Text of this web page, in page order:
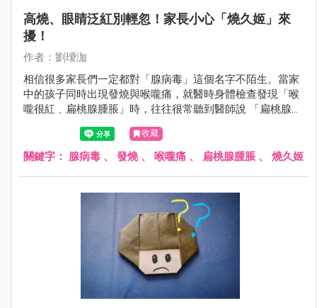
高燒、眼睛泛紅別輕忽！家長小心「燒久姬」來
擾！
作者：劉璦泇
相信很多家長們一定都對「腺病毒」這個名字不陌生。當家
中的孩子同時出現發燒與喉嚨痛，就醫時身體檢查發現「喉
嚨很紅﹑扁桃腺腫脹」時，往往很常聽到醫師說 「扁桃腺發
炎，可能是腺病毒感染或是細菌感染」。
收藏
關鍵字： 腺病毒 、 發燒、 喉嚨痛 、 扁桃腺腫脹 、 燒久姬